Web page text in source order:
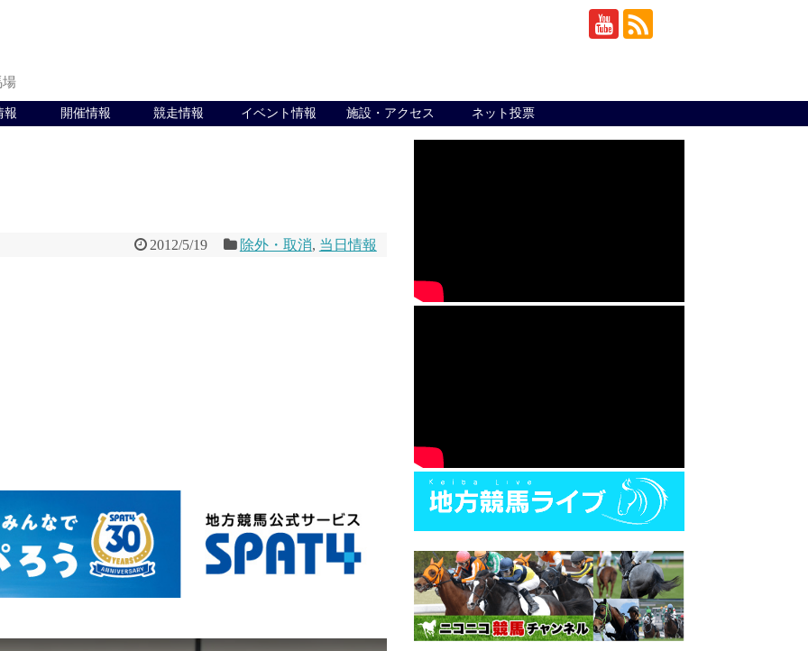
場
報 開催情報 競走情報 イベント情報 施設・アクセス ネット投票
2012/5/19 除外・取消, 当日情報